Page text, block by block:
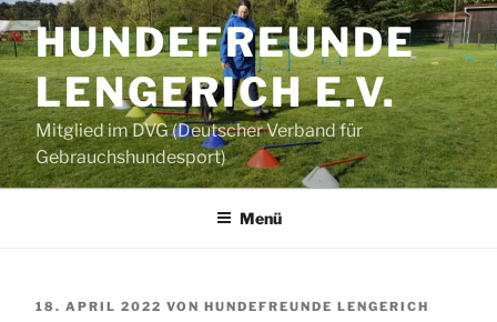
Zum
Inhalt
springenHUNDEFREUNDE
LENGERICH E.V.
Mitglied im DVG (Deutscher Verband für
Gebrauchshundesport)
Menü
VERÖFFENTLICHT
18. APRIL 2022 VON HUNDEFREUNDE LENGERICH